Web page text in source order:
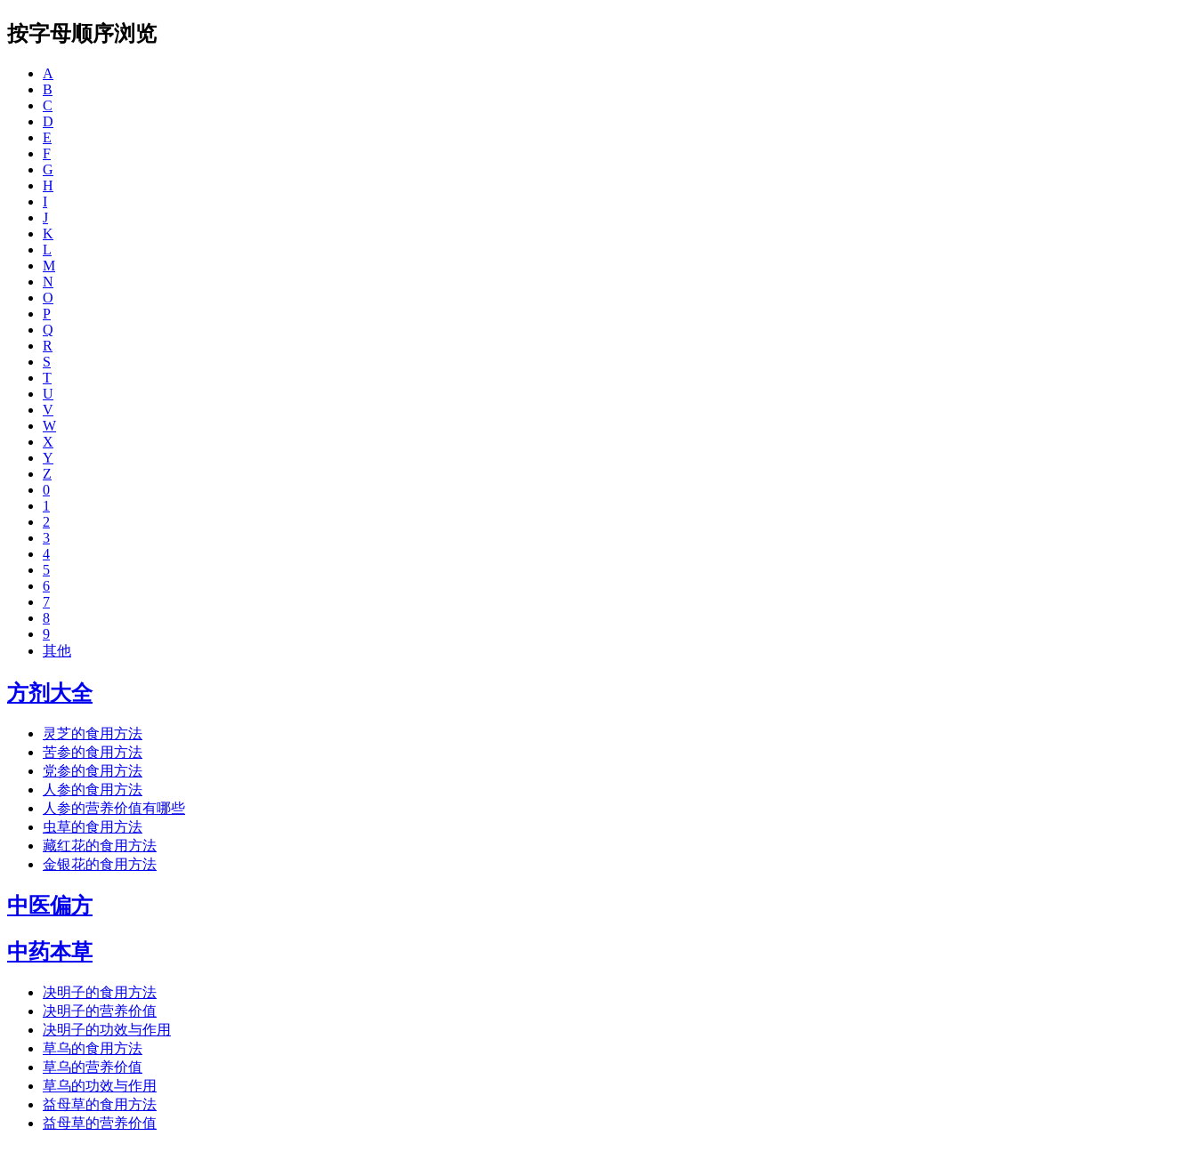
按字母顺序浏览
A
B
C
D
E
F
G
H
I
J
K
L
M
N
O
P
Q
R
S
T
U
V
W
X
Y
Z
0
1
2
3
4
5
6
7
8
9
其他
方剂大全
灵芝的食用方法
苦参的食用方法
党参的食用方法
人参的食用方法
人参的营养价值有哪些
虫草的食用方法
藏红花的食用方法
金银花的食用方法
中医偏方
中药本草
决明子的食用方法
决明子的营养价值
决明子的功效与作用
草乌的食用方法
草乌的营养价值
草乌的功效与作用
益母草的食用方法
益母草的营养价值